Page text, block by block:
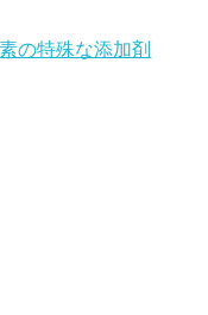
の特殊な添加剤